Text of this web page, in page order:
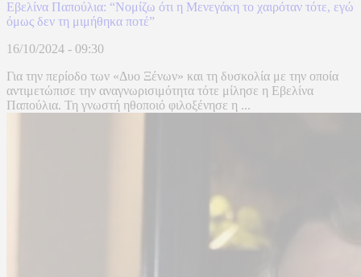
Εβελίνα Παπούλια: “Νομίζω ότι η Μενεγάκη το χαιρόταν τότε, εγώ
όμως δεν τη μιμήθηκα ποτέ”
16/10/2024 - 09:30
Για την περίοδο των «Δυο Ξένων» και τη δυσκολία με την οποία
αντιμετώπισε την αναγνωρισιμότητα τότε μίλησε η Εβελίνα
Παπούλια. Τη γνωστή ηθοποιό φιλοξένησε η ...